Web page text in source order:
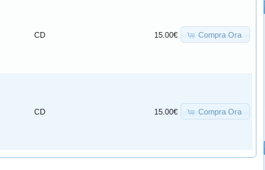
CD 15.00€ Compra Ora
CD 15.00€ Compra Ora